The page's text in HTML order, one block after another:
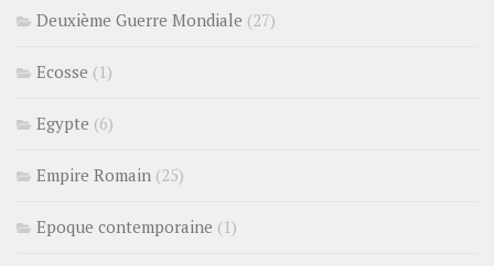
Deuxième Guerre Mondiale (27)
Ecosse (1)
Egypte (6)
Empire Romain (25)
Epoque contemporaine (1)